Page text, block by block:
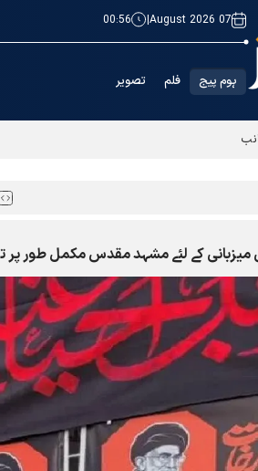
07 August 2026
|
00:56
ہوم پیج فلم تصویر
بیرون ملک مقیم زائرین کے لئے عطیات و
کے لئے مشہد مقدس مکمل طور پر